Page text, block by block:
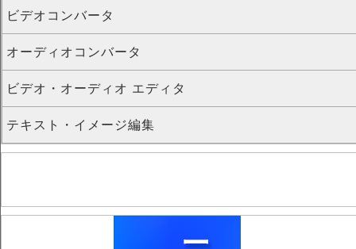
ビデオコンバータ
オーディオコンバータ
ビデオ・オーディオ エディタ
テキスト・イメージ編集